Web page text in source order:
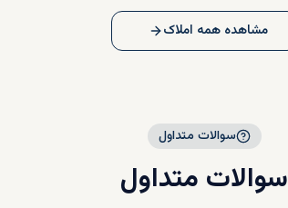
مشاهده همه املاک
سوالات متداول
سوالات متداول